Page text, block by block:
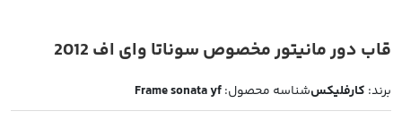
قاب دور مانیتور مخصوص سوناتا وای اف 2012
برند: کارفلیکسشناسه محصول:Frame sonata yf